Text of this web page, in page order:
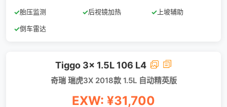
✓胎压监测 ✓后视镜加热 ✓上坡辅助
✓倒车雷达
Tiggo 3x 1.5L 106 L4
奇瑞 瑞虎3X 2018款 1.5L 自动精英版
EXW: ¥31,700